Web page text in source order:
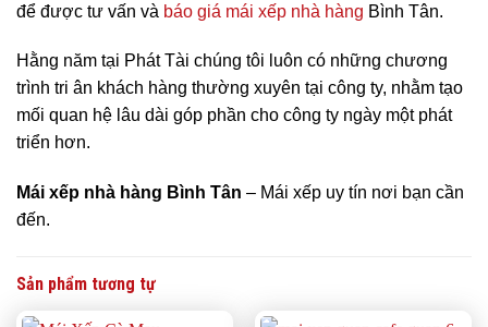
để được tư vấn và báo giá mái xếp nhà hàng Bình Tân.
Hằng năm tại Phát Tài chúng tôi luôn có những chương
trình tri ân khách hàng thường xuyên tại công ty, nhằm tạo
mối quan hệ lâu dài góp phần cho công ty ngày một phát
triển hơn.
Mái xếp nhà hàng Bình Tân – Mái xếp uy tín nơi bạn cần
đến.
Sản phẩm tương tự